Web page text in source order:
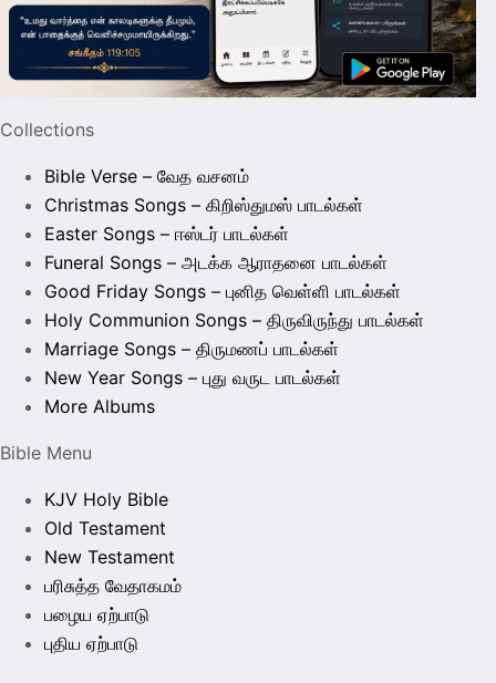
Collections
Bible Verse – வேத வசனம்
Christmas Songs – கிறிஸ்துமஸ் பாடல்கள்
Easter Songs – ஈஸ்டர் பாடல்கள்
Funeral Songs – அடக்க ஆராதனை பாடல்கள்
Good Friday Songs – புனித வெள்ளி பாடல்கள்
Holy Communion Songs – திருவிருந்து பாடல்கள்
Marriage Songs – திருமணப் பாடல்கள்
New Year Songs – புது வருட பாடல்கள்
More Albums
Bible Menu
KJV Holy Bible
Old Testament
New Testament
பரிசுத்த வேதாகமம்
பழைய ஏற்பாடு
புதிய ஏற்பாடு